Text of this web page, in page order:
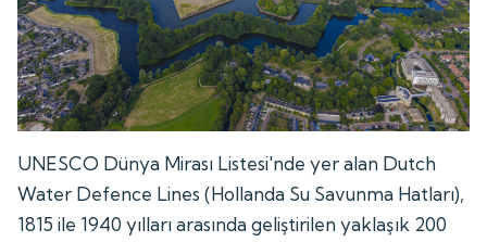
UNESCO Dünya Mirası Listesi'nde yer alan Dutch
Water Defence Lines (Hollanda Su Savunma Hatları),
1815 ile 1940 yılları arasında geliştirilen yaklaşık 200